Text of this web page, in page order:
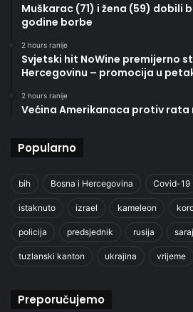
Muškarac (71) i žena (59) dobili
godine borbe
2 hours ranije
Svjetski hit NoWine premijerno
Hercegovinu – promocija u
2 hours ranije
Većina Amerikanaca protiv rata
Popularno
bih Bosna i Hercegovina Covid-19
istaknuto izrael kameleon
policija predsjednik rusija
tuzlanski kanton ukrajina vrijeme
Preporučujemo